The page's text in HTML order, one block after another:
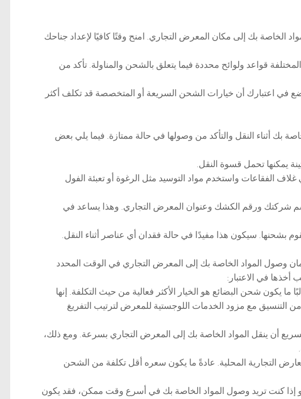
الخاصة بك إلى مكان المعرض التجاري. امنح وقتًا كافيًا لإعداد جناحك
قواعد ولوائح محددة فيما يتعلق بالشحن والمناولة. تأكد من
في اعتبارك أن خيارات الشحن السريعة أو المتخصصة قد تكلف أكثر
بك أثناء النقل والتأكد من وصولها في حالة ممتازة. فيما يلي بعض
يمكنها تحمل قسوة النقل.
الفقاعات واستخدم مواد التوسيد مثل الرغوة أو تعبئة الفول
شركتك ورقم الكشك وعنوان المعرض التجاري. وهذا يساعد في
بشحنها. سيكون هذا مفيدًا في حالة فقدان أي عناصر أثناء النقل.
وصول المواد الخاصة بك إلى المعرض التجاري في الوقت المحدد
في الاعتبار:
ما يكون شحن البضائع هو الخيار الأكثر فعالية من حيث التكلفة. إنها
من التنسيق مع مزود الخدمات اللوجستية للمعرض لترتيب التفريغ
أن ينقل المواد الخاصة بك إلى المعرض التجاري بسرعة. ومع ذلك،
التجارية المحلية. عادةً ما يكون سعره أقل تكلفة من الشحن
أو إذا كنت تريد وصول المواد الخاصة بك في أسرع وقت ممكن، فقد يكون